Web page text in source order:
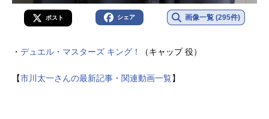
ポスト シェア 画像一覧 (295件)
・ デュエル・マスターズ キング！ （キャップ 役）
【市川太一さんの最新記事・関連動画一覧】